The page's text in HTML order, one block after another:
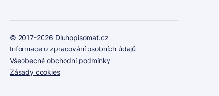
© 2017-2026 Dluhopisomat.cz
Informace o zpracování osobních údajů
Všeobecné obchodní podmínky
Zásady cookies